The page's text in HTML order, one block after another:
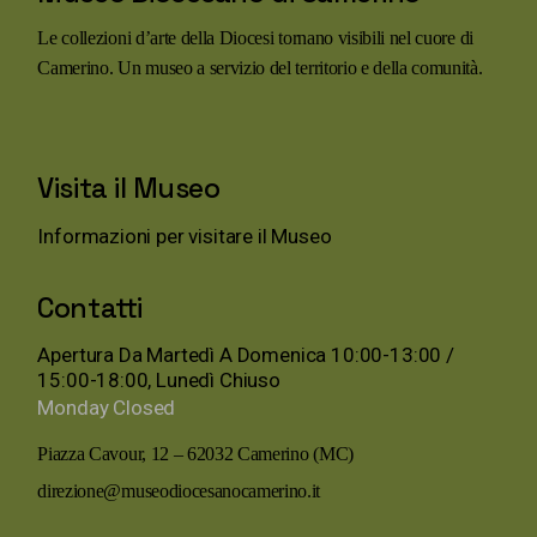
Le collezioni d’arte della Diocesi tornano visibili nel cuore di
Camerino. Un museo a servizio del territorio e della comunità.
Visita il Museo
Informazioni per visitare il Museo
Contatti
Apertura Da Martedì A Domenica 10:00-13:00 /
15:00-18:00, Lunedì Chiuso
Monday Closed
Piazza Cavour, 12 – 62032 Camerino (MC)
direzione@museodiocesanocamerino.it